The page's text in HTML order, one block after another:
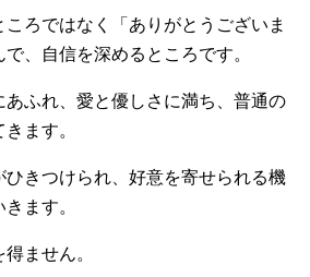
ろではなく「ありがとうございま
、自信を深めるところです。
ふれ、愛と優しさに満ち、普通の
ます。
ひきつけられ、好意を寄せられる機
ます。
ません。